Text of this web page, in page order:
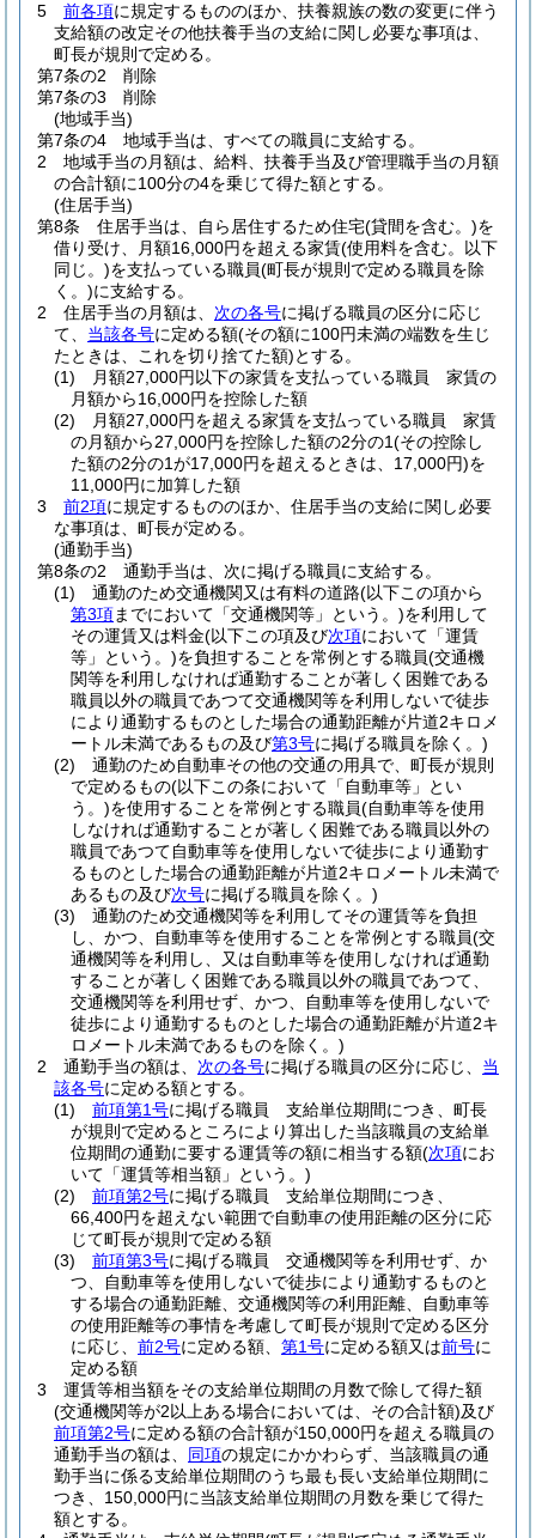
5
前各項に規定するもののほか、扶養親族の数の変更に伴う
支給額の改定その他扶養手当の支給に関し必要な事項は、
町長が規則で定める。
第7条の2
削除
第7条の3
削除
(地域手当)
第7条の4
地域手当は、すべての職員に支給する。
2
地域手当の月額は、給料、扶養手当及び管理職手当の月額
の合計額に100分の4を乗じて得た額とする。
(住居手当)
第8条
住居手当は、自ら居住するため住宅(貸間を含む。)を
借り受け、月額16,000円を超える家賃(使用料を含む。以下
同じ。)を支払っている職員(町長が規則で定める職員を除
く。)に支給する。
2
住居手当の月額は、 次の各号に掲げる職員の区分に応じ
て、 当該各号に定める額(その額に100円未満の端数を生じ
たときは、これを切り捨てた額)とする。
(1)
月額27,000円以下の家賃を支払っている職員 家賃の
月額から16,000円を控除した額
(2)
月額27,000円を超える家賃を支払っている職員 家賃
の月額から27,000円を控除した額の2分の1(その控除し
た額の2分の1が17,000円を超えるときは、17,000円)を
11,000円に加算した額
3
前2項に規定するもののほか、住居手当の支給に関し必要
な事項は、町長が定める。
(通勤手当)
第8条の2
通勤手当は、次に掲げる職員に支給する。
(1)
通勤のため交通機関又は有料の道路(以下この項から
第3項までにおいて「交通機関等」という。)を利用して
その運賃又は料金(以下この項及び次項において「運賃
等」という。)を負担することを常例とする職員(交通機
関等を利用しなければ通勤することが著しく困難である
職員以外の職員であつて交通機関等を利用しないで徒歩
により通勤するものとした場合の通勤距離が片道2キロメ
ートル未満であるもの及び第3号に掲げる職員を除く。)
(2)
通勤のため自動車その他の交通の用具で、町長が規則
で定めるもの(以下この条において「自動車等」とい
う。)を使用することを常例とする職員(自動車等を使用
しなければ通勤することが著しく困難である職員以外の
職員であつて自動車等を使用しないで徒歩により通勤す
るものとした場合の通勤距離が片道2キロメートル未満で
あるもの及び次号に掲げる職員を除く。)
(3)
通勤のため交通機関等を利用してその運賃等を負担
し、かつ、自動車等を使用することを常例とする職員(交
通機関等を利用し、又は自動車等を使用しなければ通勤
することが著しく困難である職員以外の職員であつて、
交通機関等を利用せず、かつ、自動車等を使用しないで
徒歩により通勤するものとした場合の通勤距離が片道2キ
ロメートル未満であるものを除く。)
2
通勤手当の額は、 次の各号に掲げる職員の区分に応じ、 当
該各号に定める額とする。
(1)
前項第1号に掲げる職員 支給単位期間につき、町長
が規則で定めるところにより算出した当該職員の支給単
位期間の通勤に要する運賃等の額に相当する額(次項にお
いて「運賃等相当額」という。)
(2)
前項第2号に掲げる職員 支給単位期間につき、
66,400円を超えない範囲で自動車の使用距離の区分に応
じて町長が規則で定める額
(3)
前項第3号に掲げる職員 交通機関等を利用せず、か
つ、自動車等を使用しないで徒歩により通勤するものと
する場合の通勤距離、交通機関等の利用距離、自動車等
の使用距離等の事情を考慮して町長が規則で定める区分
に応じ、 前2号に定める額、 第1号に定める額又は前号に
定める額
3
運賃等相当額をその支給単位期間の月数で除して得た額
(交通機関等が2以上ある場合においては、その合計額)及び
前項第2号に定める額の合計額が150,000円を超える職員の
通勤手当の額は、 同項の規定にかかわらず、当該職員の通
勤手当に係る支給単位期間のうち最も長い支給単位期間に
つき、150,000円に当該支給単位期間の月数を乗じて得た
額とする。